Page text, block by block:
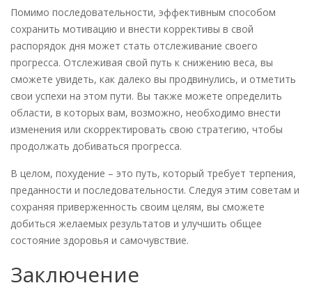
Помимо последовательности, эффективным способом
сохранить мотивацию и внести коррективы в свой
распорядок дня может стать отслеживание своего
прогресса. Отслеживая свой путь к снижению веса, вы
сможете увидеть, как далеко вы продвинулись, и отметить
свои успехи на этом пути. Вы также можете определить
области, в которых вам, возможно, необходимо внести
изменения или скорректировать свою стратегию, чтобы
продолжать добиваться прогресса.
В целом, похудение – это путь, который требует терпения,
преданности и последовательности. Следуя этим советам и
сохраняя приверженность своим целям, вы сможете
добиться желаемых результатов и улучшить общее
состояние здоровья и самочувствие.
Заключение